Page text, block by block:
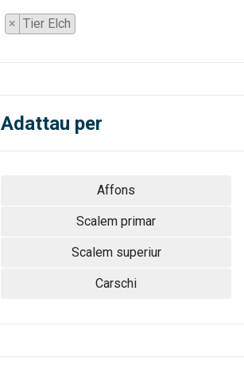
× Tier Elch
Adattau per
Affons
Scalem primar
Scalem superiur
Carschi